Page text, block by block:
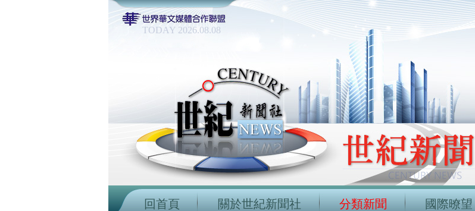
TODAY 2026.08.08
回首頁 關於世紀新聞社 分類新聞 國際暸望